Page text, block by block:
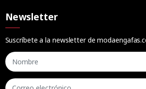
Newsletter
Suscríbete a la newsletter de